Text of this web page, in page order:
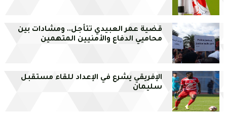
قضية عمر العبيدي تتأجل.. ومشادات بين
محاميي الدفاع والأمنيين المتهمين
الإفريقي يشرع في الإعداد للقاء مستقبل
سليمان